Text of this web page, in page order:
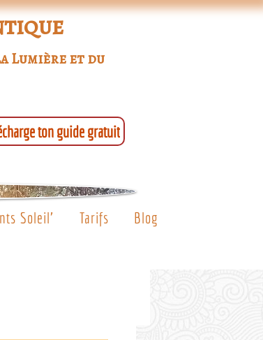
Lumière et du
ton guide gratuit
Soleil' Tarifs Blog